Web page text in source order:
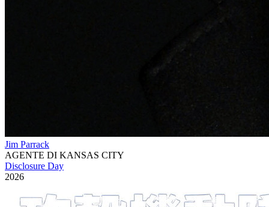
Jim Parrack
AGENTE DI KANSAS CITY
Disclosure Day
2026